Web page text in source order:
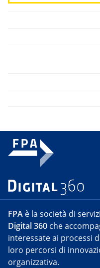
FPA è la società di
Digital 360 che
interessate ai processi
loro percorsi di
organizzativa.